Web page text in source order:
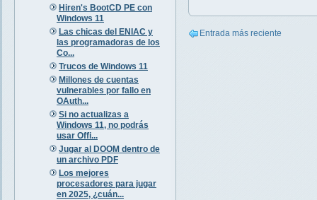
Hiren's BootCD PE con
Windows 11
Las chicas del ENIAC y
las programadoras de los
Co...
Trucos de Windows 11
Millones de cuentas
vulnerables por fallo en
OAuth...
Si no actualizas a
Windows 11, no podrás
usar Offi...
Jugar al DOOM dentro de
un archivo PDF
Los mejores
procesadores para jugar
en 2025, ¿cuán...
Entrada más reciente